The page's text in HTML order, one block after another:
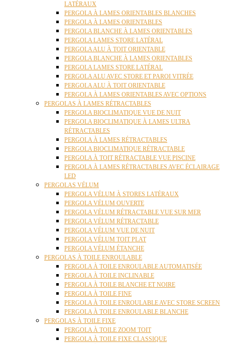
LATÉRAUX
PERGOLA À LAMES ORIENTABLES BLANCHES
PERGOLA À LAMES ORIENTABLES
PERGOLA BLANCHE À LAMES ORIENTABLES
PERGOLA LAMES STORE LATÉRAL
PERGOLA ALU À TOIT ORIENTABLE
PERGOLA BLANCHE À LAMES ORIENTABLES
PERGOLA LAMES STORE LATÉRAL
PERGOLA ALU AVEC STORE ET PAROI VITRÉE
PERGOLA ALU À TOIT ORIENTABLE
PERGOLA À LAMES ORIENTABLES AVEC OPTIONS
PERGOLAS À LAMES RÉTRACTABLES
PERGOLA BIOCLIMATIQUE VUE DE NUIT
PERGOLA BIOCLIMATIQUE À LAMES ULTRA
RÉTRACTABLES
PERGOLA À LAMES RÉTRACTABLES
PERGOLA BIOCLIMATIQUE RÉTRACTABLE
PERGOLA À TOIT RÉTRACTABLE VUE PISCINE
PERGOLA À LAMES RÉTRACTABLES AVEC ÉCLAIRAGE
LED
PERGOLAS VÉLUM
PERGOLA VÉLUM À STORES LATÉRAUX
PERGOLA VÉLUM OUVERTE
PERGOLA VÉLUM RÉTRACTABLE VUE SUR MER
PERGOLA VÉLUM RÉTRACTABLE
PERGOLA VÉLUM VUE DE NUIT
PERGOLA VÉLUM TOIT PLAT
PERGOLA VÉLUM ÉTANCHE
PERGOLAS À TOILE ENROULABLE
PERGOLA À TOILE ENROULABLE AUTOMATISÉE
PERGOLA À TOILE INCLINABLE
PERGOLA À TOILE BLANCHE ET NOIRE
PERGOLA À TOILE FINE
PERGOLA À TOILE ENROULABLE AVEC STORE SCREEN
PERGOLA À TOILE ENROULABLE BLANCHE
PERGOLAS À TOILE FIXE
PERGOLA À TOILE ZOOM TOIT
PERGOLA À TOILE FIXE CLASSIQUE